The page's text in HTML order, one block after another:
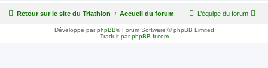
Retour sur le site du Triathlon Accueil du forum L’équipe du forum
Développé parphpBB® Forum Software © phpBB Limited
Traduit parphpBB-fr.com